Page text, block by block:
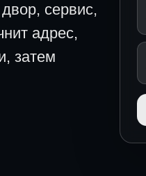
сервис,
адрес,
затем